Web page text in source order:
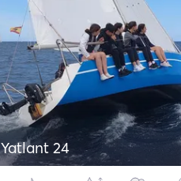
Yatlant 24